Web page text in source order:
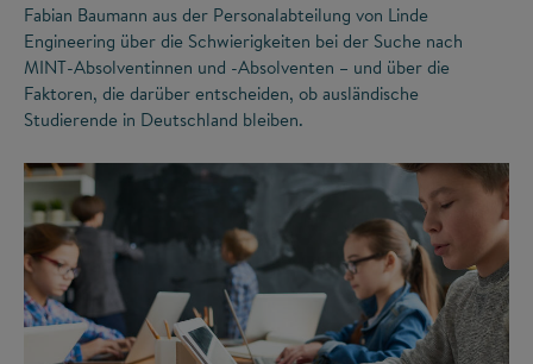
Fabian Baumann aus der Personalabteilung von Linde
Engineering über die Schwierigkeiten bei der Suche nach
MINT-Absolventinnen und -Absolventen – und über die
Faktoren, die darüber entscheiden, ob ausländische
Studierende in Deutschland bleiben.